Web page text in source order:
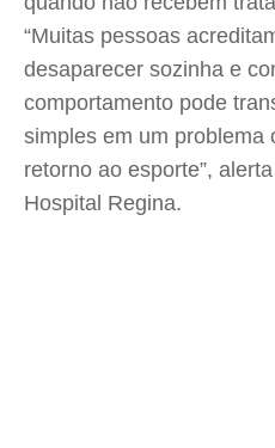
“Muitas pessoas
desaparecer sozinha e
comportamento pode
simples em um problema
retorno ao esporte”,
Hospital Regina.